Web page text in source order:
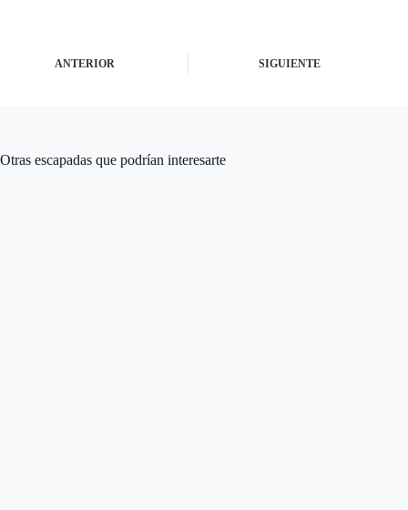
ANTERIOR SIGUIENTE
Otras escapadas que podrían interesarte